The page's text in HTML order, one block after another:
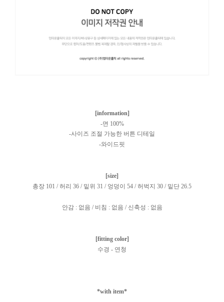
[information]
-면 100%
-사이즈 조절 가능한 버튼 디테일
-와이드핏
[size]
총장 101 / 허리 36 / 밑위 31 / 엉덩이 54 / 허벅지 30 / 밑단 26.5
안감 : 없음 / 비침 : 없음 / 신축성 : 없음
[fitting color]
수경 - 연청
*with item*